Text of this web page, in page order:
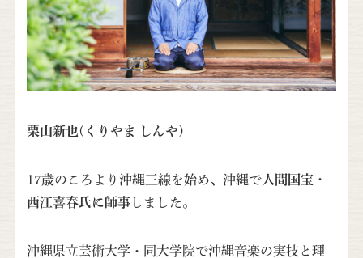
栗山新也(くりやま しんや)
17歳のころより沖縄三線を始め、沖縄で人間国宝・
西江喜春氏に師事しました。
沖縄県立芸術大学・同大学院で沖縄音楽の実技と理